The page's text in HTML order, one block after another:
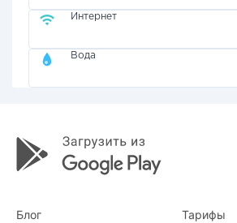
Интернет
Вода
Блог Тарифы